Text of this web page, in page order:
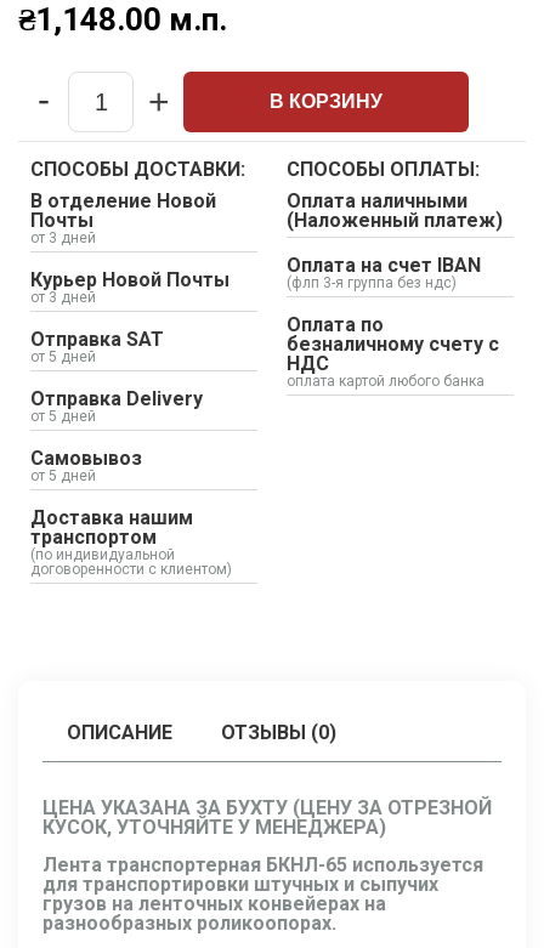
₴1,148.00 м.п.
Quantity
- + В КОРЗИНУ
СПОСОБЫ ДОСТАВКИ:
В отделение Новой
Почты
от 3 дней
Курьер Новой Почты
от 3 дней
Отправка SAT
от 5 дней
Отправка Delivery
от 5 дней
Самовывоз
от 5 дней
Доставка нашим
транспортом
(по индивидуальной
договоренности с клиентом)
СПОСОБЫ ОПЛАТЫ:
Оплата наличными
(Наложенный платеж)
Оплата на счет IBAN
(флп 3-я группа без ндс)
Оплата по
безналичному счету с
НДС
оплата картой любого банка
ОПИСАНИЕ ОТЗЫВЫ (0)
ЦЕНА УКАЗАНА ЗА БУХТУ (ЦЕНУ ЗА ОТРЕЗНОЙ
КУСОК, УТОЧНЯЙТЕ У МЕНЕДЖЕРА)
Лента транспортерная БКНЛ-65 используется
для транспортировки штучных и сыпучих
грузов на ленточных конвейерах на
разнообразных роликоопорах.